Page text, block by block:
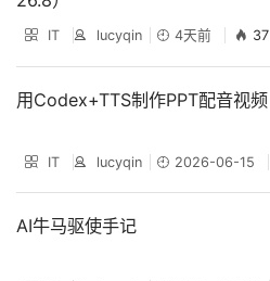
IT lucyqin 4天前 37
用Codex+TTS制作PPT配音视频
IT lucyqin 2026-06-15
AI牛马驱使手记